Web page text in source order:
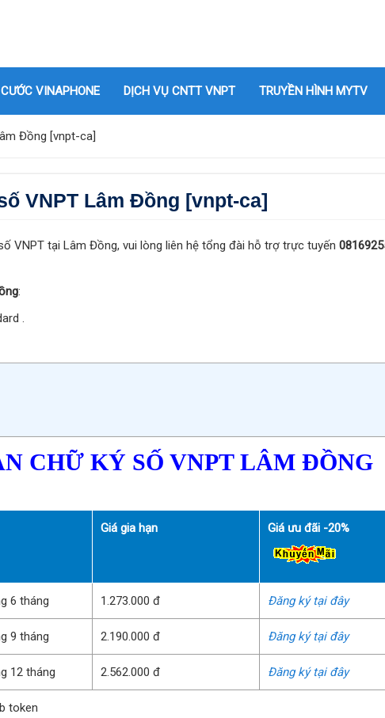
VINAPHONE DỊCH VỤ CNTT VNPT TRUYỀN HÌNH MYTV
Đồng [vnpt-ca]
VNPT Lâm Đồng [vnpt-ca]
VNPT tại Lâm Đồng, vui lòng liên hệ tổng đài hỗ trợ trực tuyến
:
.
CHỮ KÝ SỐ VNPT LÂM ĐỒNG
Giá gia hạn Giá ưu đãi -20%
6 tháng 1.273.000 đ Đăng ký tại đây
9 tháng 2.190.000 đ Đăng ký tại đây
12 tháng 2.562.000 đ Đăng ký tại đây
token